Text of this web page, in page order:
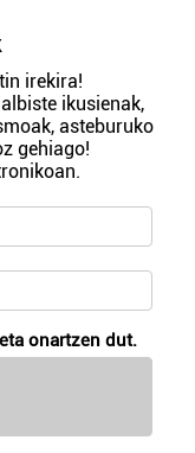
irekira!
ikusienak,
asteburuko
gehiago!
onartzen dut.